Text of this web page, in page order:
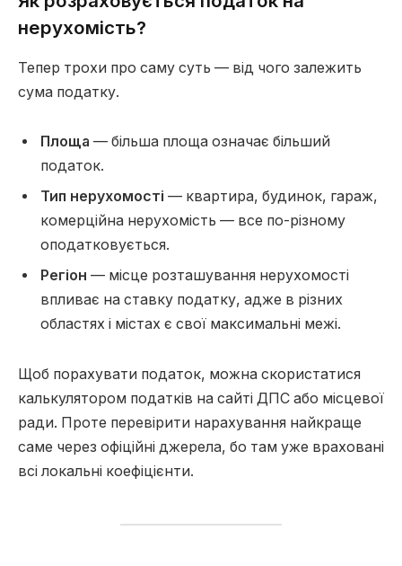
нерухомість?
Тепер трохи про саму суть — від чого залежить
сума податку.
Площа — більша площа означає більший
податок.
Тип нерухомості — квартира, будинок, гараж,
комерційна нерухомість — все по-різному
оподатковується.
Регіон — місце розташування нерухомості
впливає на ставку податку, адже в різних
областях і містах є свої максимальні межі.
Щоб порахувати податок, можна скористатися
калькулятором податків на сайті ДПС або місцевої
ради. Проте перевірити нарахування найкраще
саме через офіційні джерела, бо там уже враховані
всі локальні коефіцієнти.